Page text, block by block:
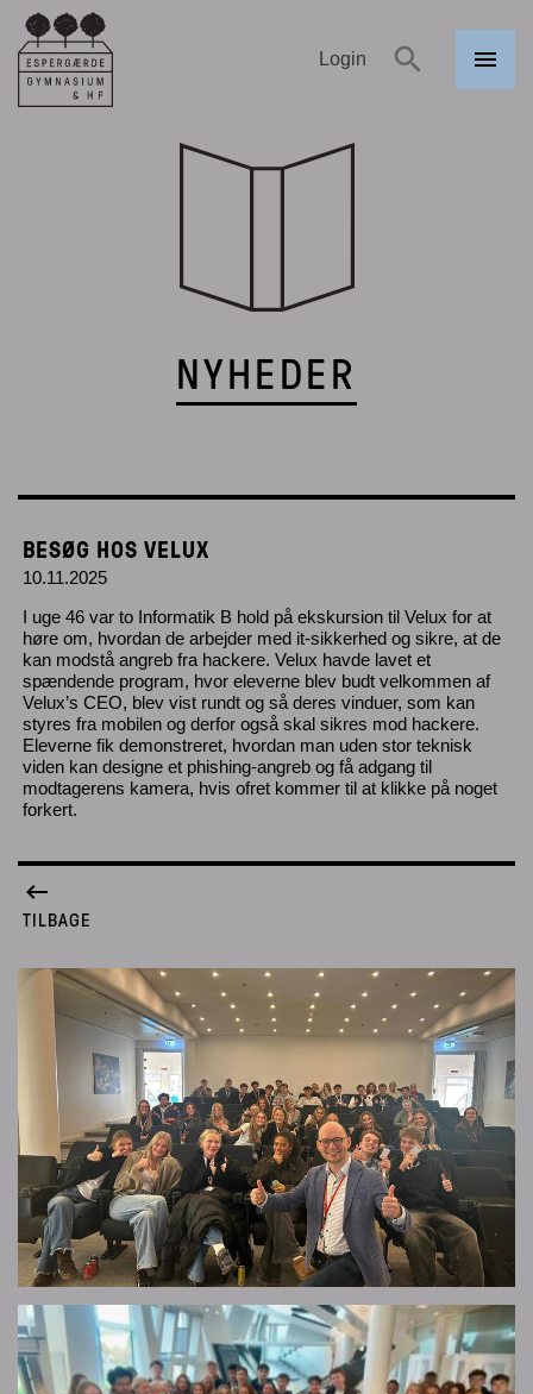
Login
NYHEDER
BESØG HOS VELUX
10.11.2025
I uge 46 var to Informatik B hold på ekskursion til Velux for at
høre om, hvordan de arbejder med it-sikkerhed og sikre, at de
kan modstå angreb fra hackere. Velux havde lavet et
spændende program, hvor eleverne blev budt velkommen af
Velux’s CEO, blev vist rundt og så deres vinduer, som kan
styres fra mobilen og derfor også skal sikres mod hackere.
Eleverne fik demonstreret, hvordan man uden stor teknisk
viden kan designe et phishing-angreb og få adgang til
modtagerens kamera, hvis ofret kommer til at klikke på noget
forkert.
TILBAGE